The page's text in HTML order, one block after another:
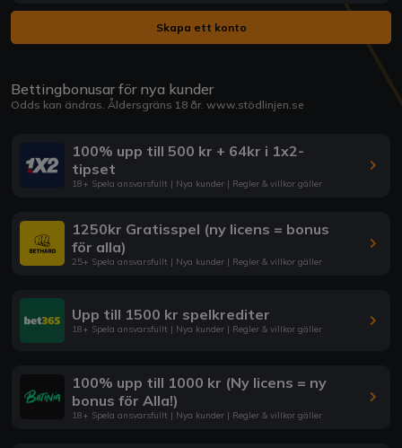
Skapa ett konto
Bettingbonusar för nya kunder
Odds kan ändras. Åldersgräns 18 år. www.stödlinjen.se
100% upp till 500 kr + 64kr i 1x2-
tipset
18+ Spela ansvarsfullt | Nya kunder | Regler & villkor gäller
1250kr Gratisspel (ny licens = bonus
för alla)
25+ Spela ansvarsfullt | Nya kunder | Regler & villkor gäller
Upp till 1500 kr spelkrediter
18+ Spela ansvarsfullt | Nya kunder | Regler & villkor gäller
100% upp till 1000 kr (Ny licens = ny
bonus för Alla!)
18+ Spela ansvarsfullt | Nya kunder | Regler & villkor gäller